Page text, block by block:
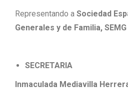
Representando a Sociedad
Generales y de Familia, SEMG
SECRETARIA
Inmaculada Mediavilla